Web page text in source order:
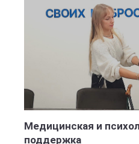
Медицинская и
поддержка